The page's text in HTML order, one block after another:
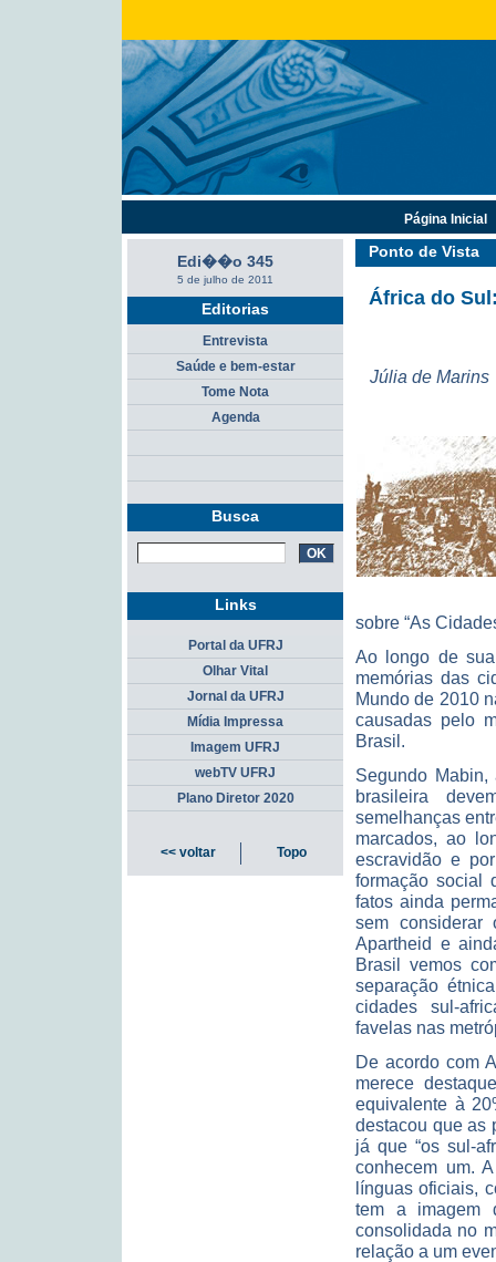
Ponto de Vista
África do
Júlia de Marins
sobre “As
Ao longo de
memórias das
Mundo de 2010
causadas pelo
Brasil.
Segundo
brasileira
semelhanças
marcados, ao
escravidão e
formação social
fatos ainda
sem considerar
Apartheid e
Brasil vemos
separação
cidades sul-
favelas nas
De acordo com
merece
equivalente à
destacou que as
já que “os sul-
conhecem um.
línguas oficiais,
tem a imagem
consolidada no
relação a um
Edi��o 345
5 de julho de 2011
Editorias
Entrevista
Saúde e bem-estar
Tome Nota
Agenda
Busca
Página Inicial
Links
Portal da UFRJ
Olhar Vital
Jornal da UFRJ
Mídia Impressa
Imagem UFRJ
webTV UFRJ
Plano Diretor 2020
<< voltar Topo